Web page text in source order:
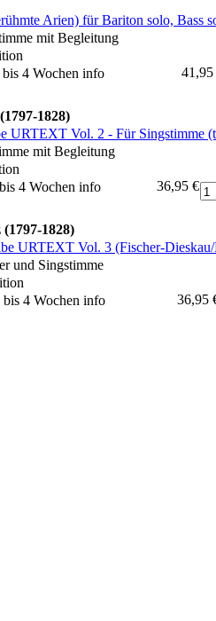
Arien) für Bariton solo, Bass
mit Begleitung
4 Wochen info 41,95
1828)
URTEXT Vol. 2 - Für Singstimme
mit Begleitung
4 Wochen info 36,95 €
1828)
URTEXT Vol. 3 (Fischer-
und Singstimme
4 Wochen info 36,95